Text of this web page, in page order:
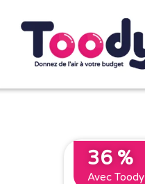
36 %
Avec Toody